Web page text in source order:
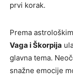
prvi korak.
Prema
Vaga i Škorpija
glavna tema.
snažne emocije